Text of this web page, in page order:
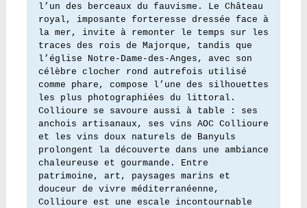
l’un des berceaux du fauvisme. Le Château
royal, imposante forteresse dressée face à
la mer, invite à remonter le temps sur les
traces des rois de Majorque, tandis que
l’église Notre-Dame-des-Anges, avec son
célèbre clocher rond autrefois utilisé
comme phare, compose l’une des silhouettes
les plus photographiées du littoral.
Collioure se savoure aussi à table : ses
anchois artisanaux, ses vins AOC Collioure
et les vins doux naturels de Banyuls
prolongent la découverte dans une ambiance
chaleureuse et gourmande. Entre
patrimoine, art, paysages marins et
douceur de vivre méditerranéenne,
Collioure est une escale incontournable